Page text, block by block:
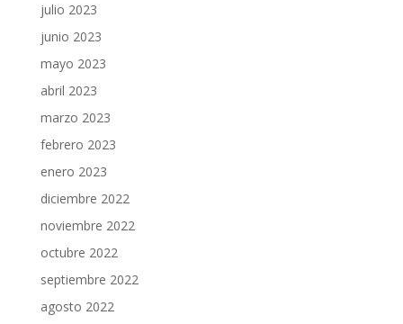
julio 2023
junio 2023
mayo 2023
abril 2023
marzo 2023
febrero 2023
enero 2023
diciembre 2022
noviembre 2022
octubre 2022
septiembre 2022
agosto 2022